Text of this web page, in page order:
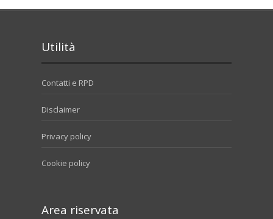
Utilità
Contatti e RPD
Disclaimer
Privacy policy
Cookie policy
Area riservata